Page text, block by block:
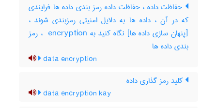
حفاظت داده ، حفاظت داده رمز بندی داده ها فرایندی
که در آن ، داده ها به دلایل امنیتی رمزبندی شوند ،
[پنهان سازی داده ها] نگاه کنید به ‎ encryption ، رمز
بندی داده ‌ها
data encryption
کلید رمز گذاری داده
data encryption kay